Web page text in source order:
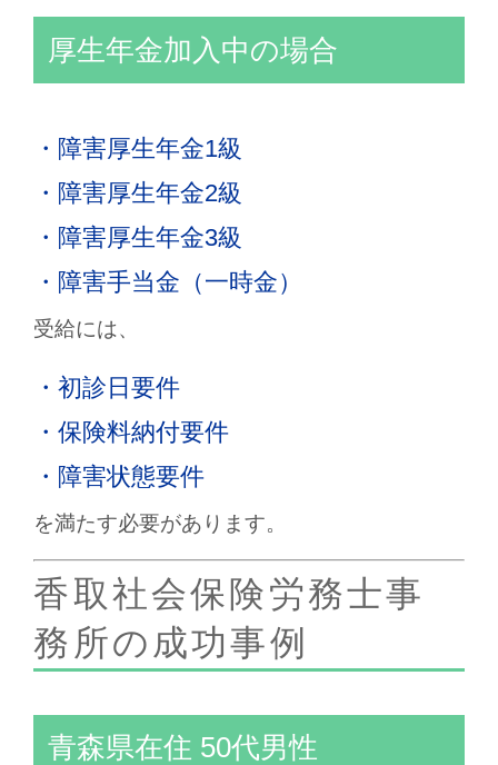
厚生年金加入中の場合
・障害厚生年金1級
・障害厚生年金2級
・障害厚生年金3級
・障害手当金（一時金）
受給には、
・初診日要件
・保険料納付要件
・障害状態要件
を満たす必要があります。
香取社会保険労務士事
務所の成功事例
青森県在住 50代男性